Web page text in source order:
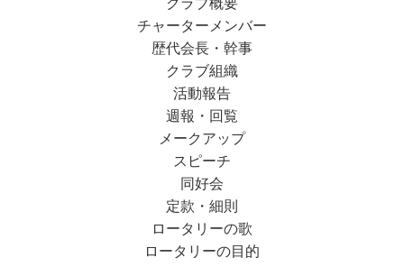
クラブ概要
チャーターメンバー
歴代会長・幹事
クラブ組織
活動報告
週報・回覧
メークアップ
スピーチ
同好会
定款・細則
ロータリーの歌
ロータリーの目的